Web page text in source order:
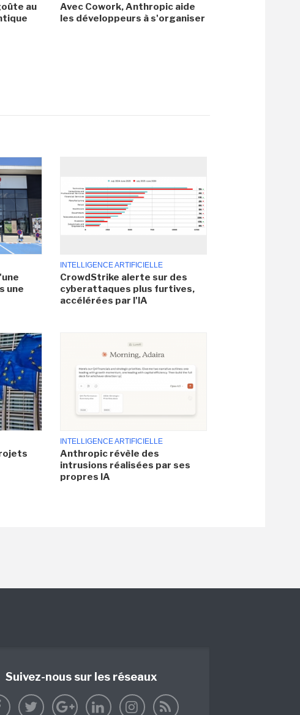
au
Avec Cowork, Anthropic aide
les développeurs à s'organiser
une
INTELLIGENCE ARTIFICIELLE
CrowdStrike alerte sur des
cyberattaques plus furtives,
accélérées par l'IA
INTELLIGENCE ARTIFICIELLE
Anthropic révèle des
intrusions réalisées par ses
propres IA
Suivez-nous sur les réseaux